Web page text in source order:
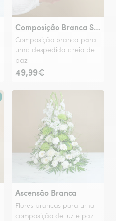
Composição Branca Serena
Composição branca para
uma despedida cheia de
paz
49,99€
Ascensão Branca
Flores brancas para uma
composição de luz e paz